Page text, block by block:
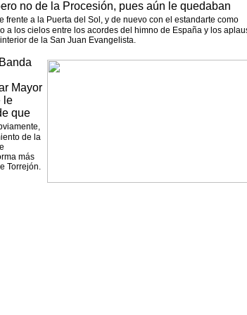
no de la Procesión, pues aún le quedaban
frente a la Puerta del Sol, y de nuevo con el estandarte como
a los cielos entre los acordes del himno de España y los
de la San Juan Evangelista.
Mayor
le
que
de la
más
Torrejón.